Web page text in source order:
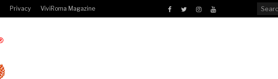
Privacy ViviRoma Magazine Facebook
TwitterInstagramYouTube